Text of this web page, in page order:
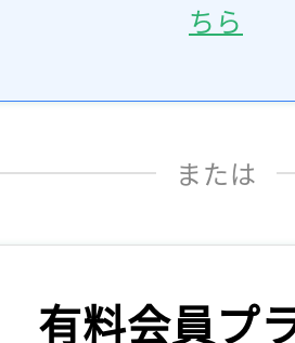
ちら
または
有料会員プ